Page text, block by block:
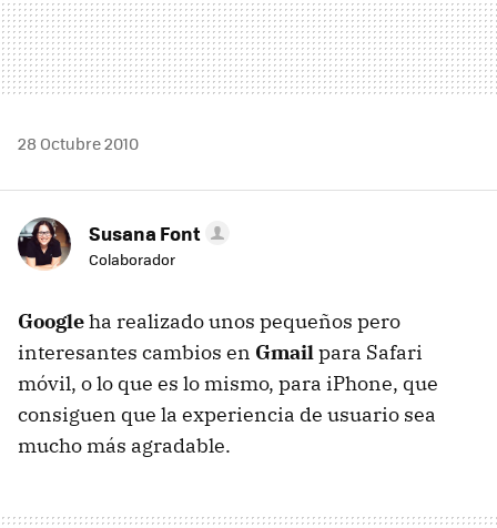
28 Octubre 2010
Susana Font
Colaborador
Googleha realizado unos pequeños pero
interesantes cambios en Gmailpara Safari
móvil, o lo que es lo mismo, para iPhone, que
consiguen que la experiencia de usuario sea
mucho más agradable.